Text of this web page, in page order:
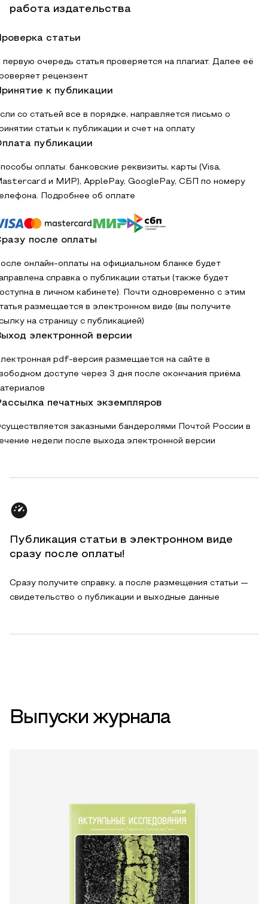
работа издательства
статьи
первую очередь статья проверяется на плагиат. Далее её
рецензент
к публикации
со статьей все в порядке, направляется письмо о
статьи к публикации и счет на оплату
публикации
оплаты: банковские реквизиты, карты (Visa,
и МИР), ApplePay, GooglePay, СБП по номеру
Подробнее об оплате
после оплаты
онлайн-оплаты на официальном бланке будет
справка о публикации статьи (также будет
в личном кабинете). Почти одновременно с этим
размещается в электронном виде (вы получите
на страницу с публикацией)
электронной версии
pdf-версия размещается на сайте в
доступе через 3 дня после окончания приёма
печатных экземпляров
заказными бандеролями Почтой России в
недели после выхода электронной версии
Публикация статьи в электронном виде
сразу после оплаты!
Сразу получите справку, а после размещения статьи —
свидетельство о публикации и выходные данные
Выпуски журнала